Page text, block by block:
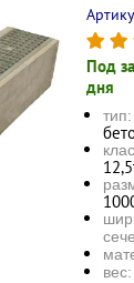
Под
дня
тип:
вес: